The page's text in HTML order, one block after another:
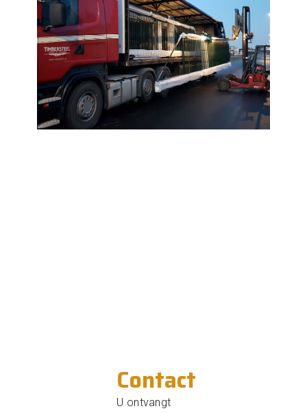
Contact
U ontvangt